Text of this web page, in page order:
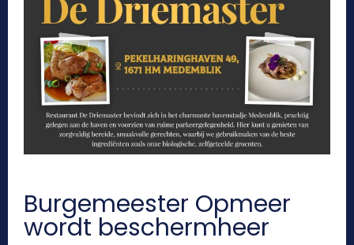
Burgemeester Opmeer
wordt beschermheer